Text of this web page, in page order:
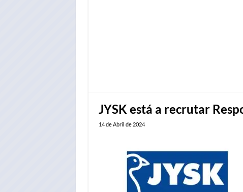
JYSK está a recrutar
14 de Abril de 2024